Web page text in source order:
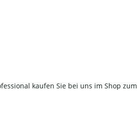
kaufen Sie bei uns im Shop zum